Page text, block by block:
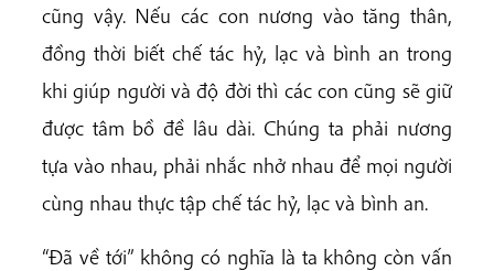
cũng vậy. Nếu các con nương vào tăng thân,
đồng thời biết chế tác hỷ, lạc và bình an trong
khi giúp người và độ đời thì các con cũng sẽ giữ
được tâm bồ đề lâu dài. Chúng ta phải nương
tựa vào nhau, phải nhắc nhở nhau để mọi người
cùng nhau thực tập chế tác hỷ, lạc và bình an.
“Đã về tới” không có nghĩa là ta không còn vấn